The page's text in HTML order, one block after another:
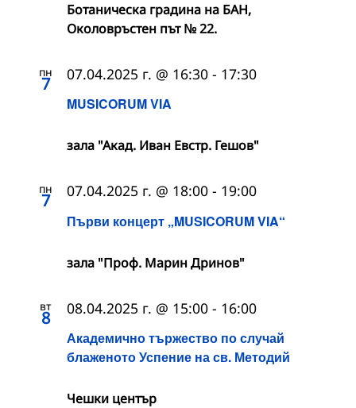
Ботаническа градина на БАН,
Околовръстен път № 22.
пн
7
MUSICORUM VIA
07.04.2025 г. @ 16:30 - 17:30
зала "Акад. Иван Евстр. Гешов"
пн
7
Първи концерт „MUSICORUM VIA“
07.04.2025 г. @ 18:00 - 19:00
зала "Проф. Марин Дринов"
вт
8
Академично тържество по случай
блаженото Успение на св. Методий
08.04.2025 г. @ 15:00 - 16:00
Чешки център